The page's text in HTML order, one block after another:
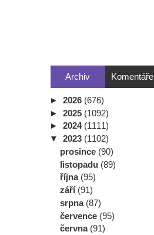
Archiv Komentáře
► 2026 (676)
► 2025 (1092)
► 2024 (1111)
▼ 2023 (1102)
prosince (90)
listopadu (89)
října (95)
září (91)
srpna (87)
července (95)
června (91)